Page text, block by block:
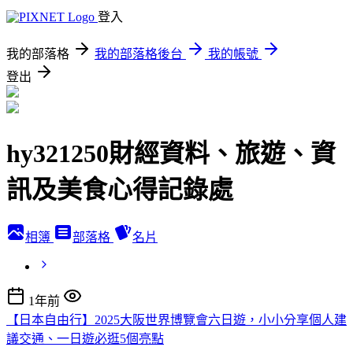
登入
我的部落格 我的部落格後台
我的帳號
登出
hy321250財經資料、旅遊、資
訊及美食心得記錄處
相簿 部落格 名片
1年前
【日本自由行】2025大阪世界博覽會六日遊，小小分享個人建
議交通、一日遊必逛5個亮點